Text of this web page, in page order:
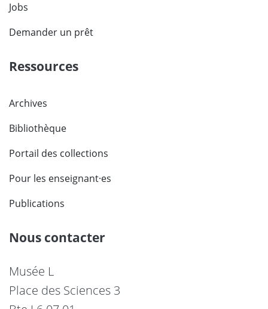
Jobs
Demander un prêt
Ressources
Archives
Bibliothèque
Portail des collections
Pour les enseignant·es
Publications
Nous contacter
Musée L
Place des Sciences 3